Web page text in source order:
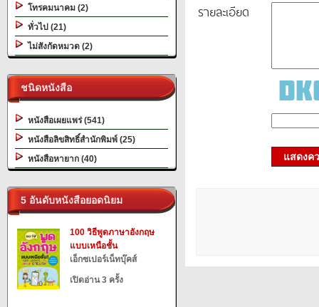
โทรคมนาคม (2)
ทั่วไป (21)
ไม่สังกัดหมวด (2)
ชนิดหนังสือ
หนังสือเผยแพร่ (541)
หนังสือลิขสิทธิ์สำนักพิมพ์ (25)
หนังสือหายาก (40)
5 อันดับหนังสือยอดนิยม
100 วิธีพูดภาษาอังกฤษ
แบบเหนือชั้น
เอ็กซเปอร์เน็ทบุ๊คส์
เปิดอ่าน 3 ครั้ง
รายละเอียด
แสดงค